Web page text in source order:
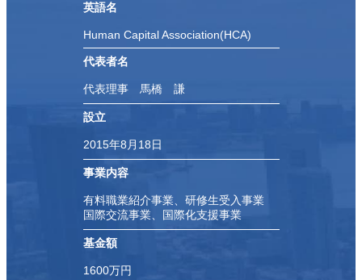
英語名
Human Capital Association(HCA)
代表者名
代表理事 馬橋 謙
設立
2015年8月18日
事業内容
有料職業紹介事業、研修生受入事業
国際交流事業、国際化支援事業
基金額
1600万円